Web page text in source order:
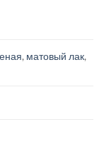
, матовый лак,